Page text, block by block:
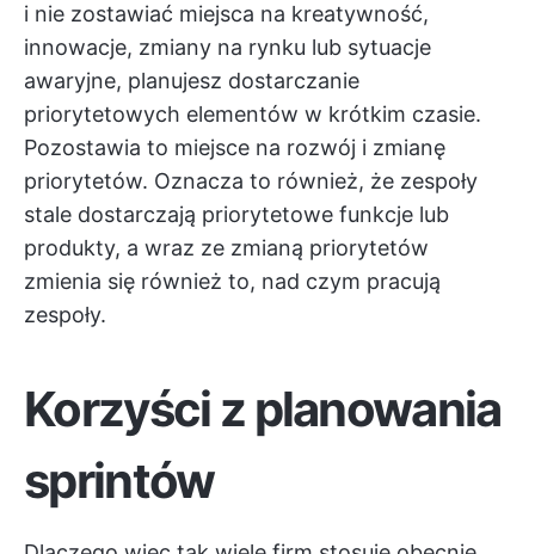
i nie zostawiać miejsca na kreatywność,
innowacje, zmiany na rynku lub sytuacje
awaryjne, planujesz dostarczanie
priorytetowych elementów w krótkim czasie.
Pozostawia to miejsce na rozwój i zmianę
priorytetów. Oznacza to również, że zespoły
stale dostarczają priorytetowe funkcje lub
produkty, a wraz ze zmianą priorytetów
zmienia się również to, nad czym pracują
zespoły.
Korzyści z planowania
sprintów